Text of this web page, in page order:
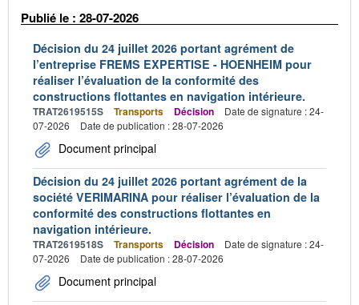
Publié le : 28-07-2026
Décision du 24 juillet 2026 portant agrément de
l’entreprise FREMS EXPERTISE - HOENHEIM pour
réaliser l’évaluation de la conformité des
constructions flottantes en navigation intérieure.
TRAT2619515S Transports Décision
Date de signature : 24-
07-2026
Date de publication : 28-07-2026
Document principal
Décision du 24 juillet 2026 portant agrément de la
société VERIMARINA pour réaliser l’évaluation de la
conformité des constructions flottantes en
navigation intérieure.
TRAT2619518S Transports Décision
Date de signature : 24-
07-2026
Date de publication : 28-07-2026
Document principal